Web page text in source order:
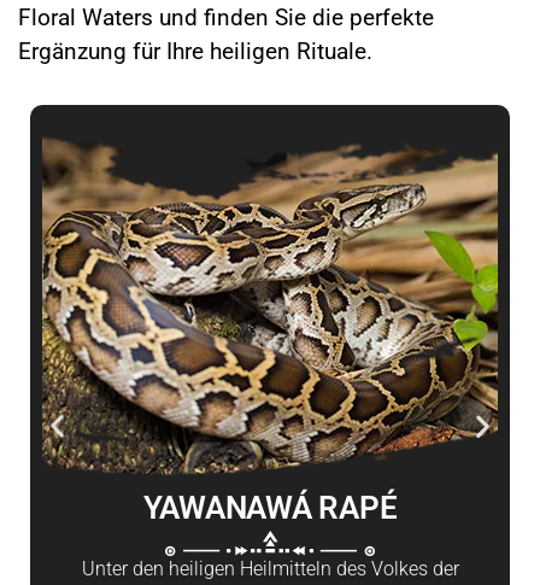
Floral Waters und finden Sie die perfekte
Ergänzung für Ihre heiligen Rituale.
YAWANAWÁ RAPÉ
Unter den heiligen Heilmitteln des Volkes der